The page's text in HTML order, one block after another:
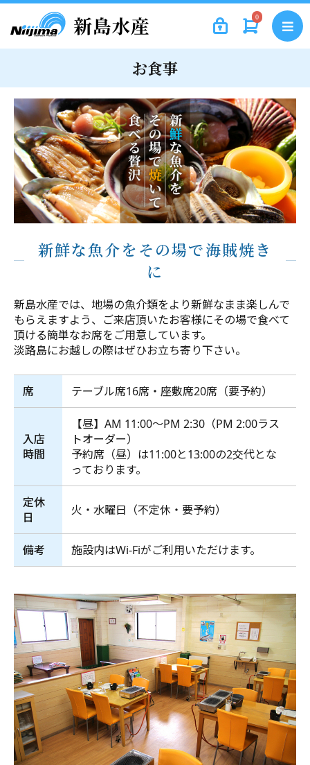
0
お食事
新鮮な魚介をその場で海賊焼き
に
新島水産では、地場の魚介類をより新鮮なまま楽しんで
もらえますよう、 ご来店頂いたお客様にその場で食べて
頂ける簡単なお席をご用意しています。
淡路島にお越しの際はぜひお立ち寄り下さい。
席 テーブル席16席・座敷席20席（要予約）
入店
時間
【昼】AM 11:00～PM 2:30（PM 2:00ラス
トオーダー）
予約席（昼）は11:00と13:00の2交代とな
っております。
定休
日
火・水曜日（不定休・要予約）
備考 施設内はWi-Fiがご利用いただけます。